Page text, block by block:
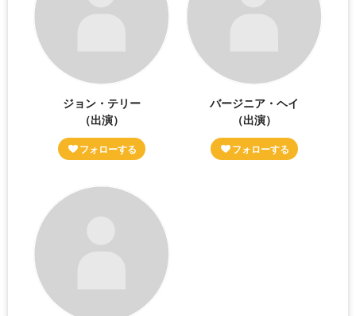
ジョン・テリー
（出演）
バージニア・ヘイ
（出演）